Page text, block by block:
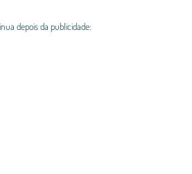
depois da publicidade: